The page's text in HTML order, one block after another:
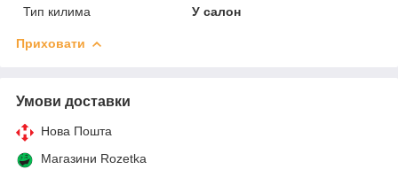
Тип килима
У салон
Приховати
Умови доставки
Нова Пошта
Магазини Rozetka